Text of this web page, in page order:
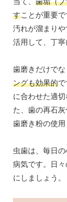
すことが重要
汚れが溜まり
活用して、丁寧
歯磨きだけでな
ングも効果的
に合わせた適
た、歯の再石
歯磨き粉の使用
虫歯は、毎日
病気です。日
にしましょう。